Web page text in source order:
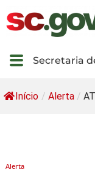
Secretaria
Início / Alerta /
Alerta